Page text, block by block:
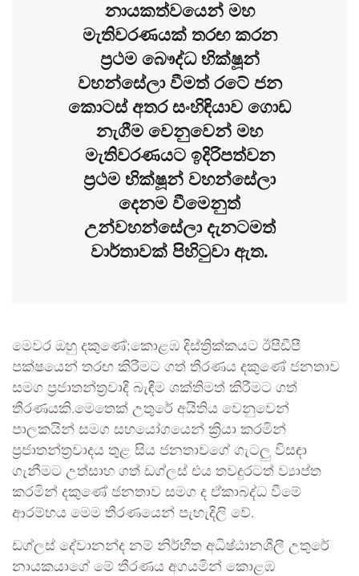
නායකත්වයෙන් මහ
මැතිවරණයක් තරඟ කරන
ප්‍රථම බෞද්ධ භික්ෂූන්
වහන්සේලා වීමත් රටේ ජන
කොටස් අතර සංහිඳියාව ගොඩ
නැගීම වෙනුවෙන් මහ
මැතිවරණයට ඉදිරිපත්වන
ප්‍රථම භික්ෂූන් වහන්සේලා
දෙනම වීමෙනුත්
උන්වහන්සේලා දැනටමත්
වාර්තාවක් පිහිටුවා ඇත.
මෙවර ඔහු දකුණේ;කොළඹ දිස්ත්‍රික්කයට ඊපීඩීපී
පක්ෂයෙන් තරඟ කිරීමට ගත් තීරණය දකුණේ ජනතාව
සමග ප්‍රජාතන්ත්‍රවාදී බැඳීම ශක්තිමත් කිරීමට ගත්
තීරණයකි.මෙතෙක් උතුරේ අයිතිය වෙනුවෙන්
පාලකයින් සමග සහයෝගයෙන් ක්‍රියා කරමින්
ප්‍රජාතන්ත්‍රවාදය තුළ සිය ජනතාවගේ ගැටලු විසඳා
ගැනීමට උත්සාහ ගත් ඩග්ලස් එය තවදුරටත් ව්‍යාප්ත
කරමින් දකුණේ ජනතාව සමග ද ඒකාබද්ධ වීමේ
ආරම්භය මෙම තීරණයෙන් පැහැදිලි වේ.
ඩග්ලස් දේවානන්ද නම් නිර්භීත අධිෂ්ඨානශීලී උතුරේ
නායකයාගේ මේ තීරණය අගයමින් කොළඹ